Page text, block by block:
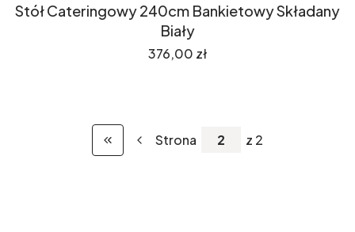
Stół Cateringowy 240cm Bankietowy Składany
Biały
Cena
376,00 zł
Wróć do pierwszej strony z produktami
Strona z 2